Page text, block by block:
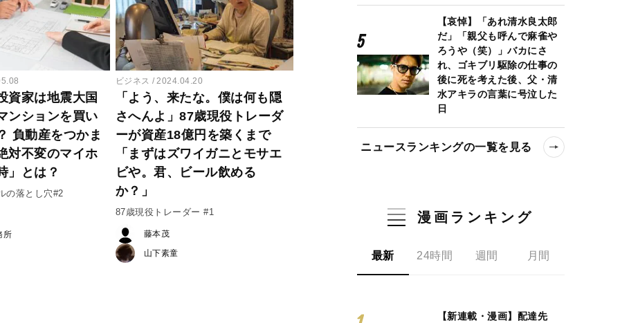
資家は地震大国
ンションを買い
負動産をつかま
対不変のマイホ
」とは？
の落とし穴#2
所
ビジネス 2024.04.20
「よう、来たな。僕は何も隠
さへんよ」87歳現役トレーダ
ーが資産18億円を築くまで
「まずはズワイガニとモサエ
ビや。君、ビール飲める
か？」
87歳現役トレーダー #1
藤本茂
山下素童
【哀悼】「あれ清水良太郎
だ」「親父も呼んで麻雀や
ろうや（笑）」バカにさ
れ、ゴキブリ駆除の仕事の
後に死を考えた後、父・清
水アキラの言葉に号泣した
日
ニュースランキングの一覧を見る
漫画ランキング
最新 24時間 週間 月間
【新連載・漫画】配達先